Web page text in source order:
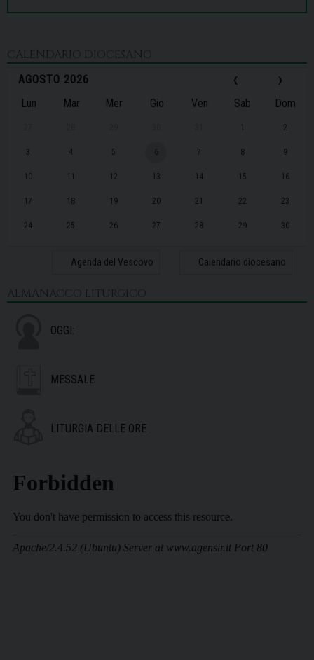
CALENDARIO DIOCESANO
‹
AGOSTO 2026 ›
Lun Mar Mer Gio Ven Sab Dom
1 2
3 4 5 6 7 8 9
10 11 12 13 14 15 16
17 18 19 20 21 22 23
24 25 26 27 28 29 30
Agenda del Vescovo Calendario diocesano
ALMANACCO LITURGICO
OGGI:
MESSALE
LITURGIA DELLE ORE